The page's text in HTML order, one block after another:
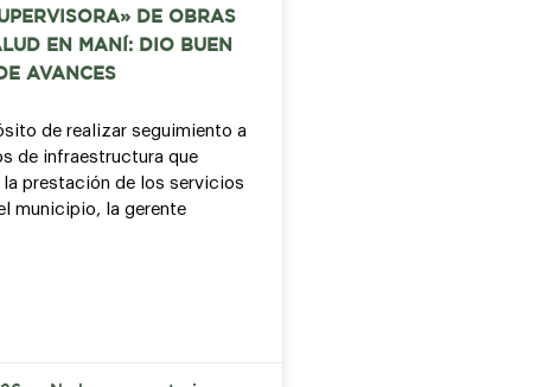
DE OBRAS
EN MANÍ: DIO BUEN
AVANCES
de realizar seguimiento a
de infraestructura que
prestación de los servicios
municipio, la gerente